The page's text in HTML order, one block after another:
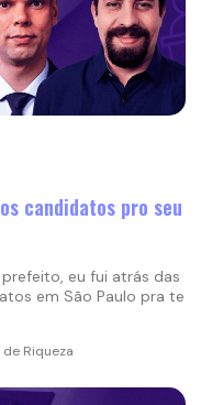
candidatos pro seu
eu fui atrás das
em São Paulo pra te
de Riqueza